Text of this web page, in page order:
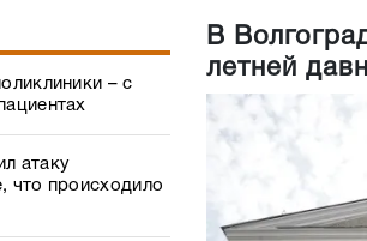
– с
атаку
что происходило
В
летней